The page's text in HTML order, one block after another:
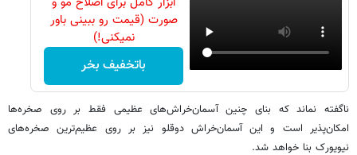
صورت (قیمت رو ببینی باور
نمیکنی!)
باتخفیف بخر
ناگفته نماند که بنای چنین آسمان‌خراش‌های عظیمی فقط بر روی صخره‌ها
امکان‌پذیر است و این آسمان‌خراش دوقلو نیز بر روی عظیم‌ترین صخره‌های
نیویورک بنا خواهد شد.